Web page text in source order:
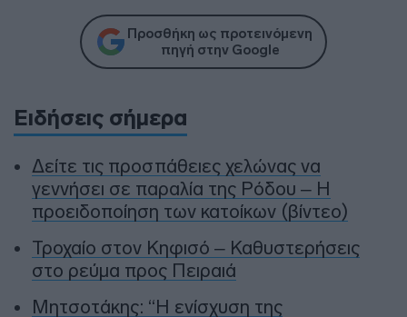
Προσθήκη ως προτεινόμενη
πηγή στην Google
Ειδήσεις σήμερα
Δείτε τις προσπάθειες χελώνας να
γεννήσει σε παραλία της Ρόδου – Η
προειδοποίηση των κατοίκων (βίντεο)
Τροχαίο στον Κηφισό – Καθυστερήσεις
στο ρεύμα προς Πειραιά
Μητσοτάκης: “Η ενίσχυση της